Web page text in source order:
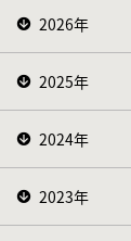
2026年
2025年
2024年
2023年